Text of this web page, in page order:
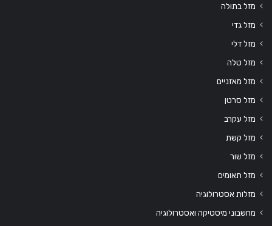
מזל בתולה
מזל גדי
מזל דלי
מזל טלה
מזל מאזניים
מזל סרטן
מזל עקרב
מזל קשת
מזל שור
מזל תאומים
מזלות אסטרולוגיה
מחשבוני מיסטיקה ואסטרולוגיה